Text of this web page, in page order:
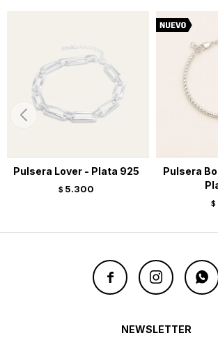
Pulsera Lover - Plata 925
$ 5.300
Pulsera
$
  
NEWSLETTER